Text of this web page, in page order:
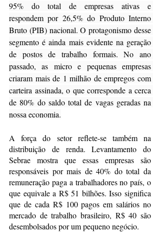
95% do total de empresas ativas e
respondem por 26,5% do Produto Interno
Bruto (PIB) nacional. O protagonismo desse
segmento é ainda mais evidente na geração
de postos de trabalho formais. No ano
passado, as micro e pequenas empresas
criaram mais de 1 milhão de empregos com
carteira assinada, o que corresponde a cerca
de 80% do saldo total de vagas geradas na
nossa economia.
A força do setor reflete-se também na
distribuição de renda. Levantamento do
Sebrae mostra que essas empresas são
responsáveis por mais de 40% do total da
remuneração paga a trabalhadores no país, o
que equivale a R$ 51 bilhões. Isso significa
que de cada R$ 100 pagos em salários no
mercado de trabalho brasileiro, R$ 40 são
desembolsados por um pequeno negócio.